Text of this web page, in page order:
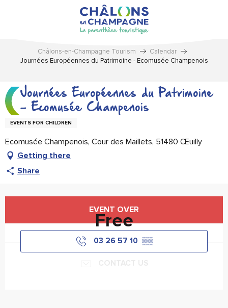
Châlons-en-Champagne Tourism
Calendar
Journées Européennes du Patrimoine - Ecomusée Champenois
Journées Européennes du Patrimoine
- Ecomusée Champenois
EVENTS FOR CHILDREN
Ecomusée Champenois, Cour des Maillets, 51480 Œuilly
Getting there
Share
EVENT OVER
Free
03 26 57 10 ▒▒